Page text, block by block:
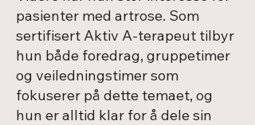
pasienter med artrose. Som
sertifisert Aktiv A-terapeut tilbyr
hun både foredrag, gruppetimer
og veiledningstimer som
fokuserer på dette temaet, og
hun er alltid klar for å dele sin